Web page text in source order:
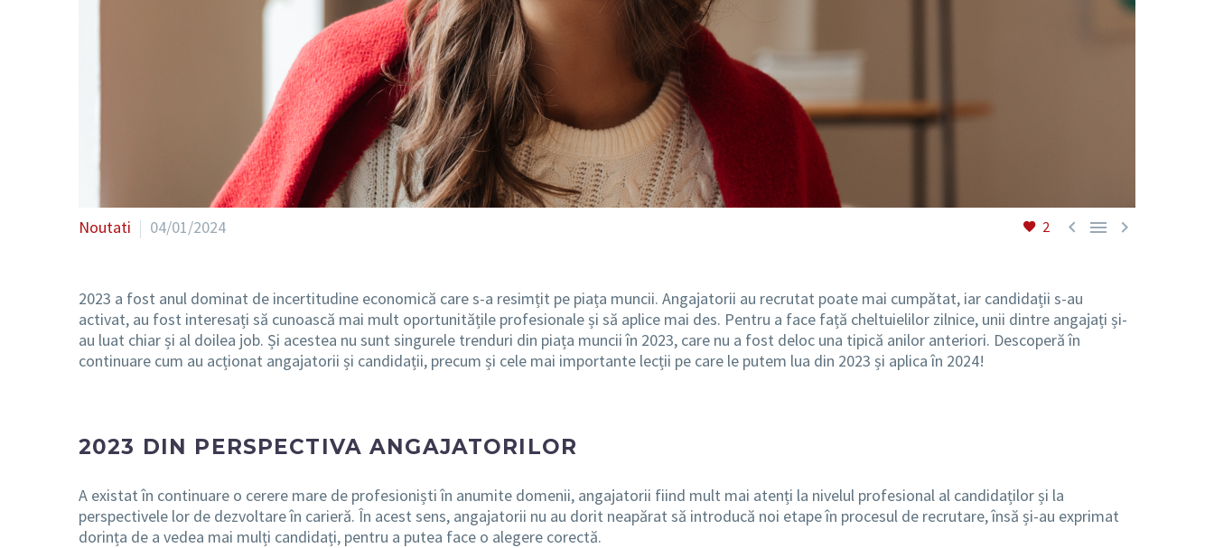
2   
Noutati 04/01/2024
2023 a fost anul dominat de incertitudine economică care s-a resimțit pe piața muncii. Angajatorii au recrutat poate mai cumpătat, iar candidații s-au
activat, au fost interesați să cunoască mai mult oportunitățile profesionale și să aplice mai des. Pentru a face față cheltuielilor zilnice, unii dintre angajați și-
au luat chiar și al doilea job. Și acestea nu sunt singurele trenduri din piața muncii în 2023, care nu a fost deloc una tipică anilor anteriori. Descoperă în
continuare cum au acționat angajatorii și candidații, precum și cele mai importante lecții pe care le putem lua din 2023 și aplica în 2024!
2023 DIN PERSPECTIVA ANGAJATORILOR
A existat în continuare o cerere mare de profesioniști în anumite domenii, angajatorii fiind mult mai atenți la nivelul profesional al candidaților și la
perspectivele lor de dezvoltare în carieră. În acest sens, angajatorii nu au dorit neapărat să introducă noi etape în procesul de recrutare, însă și-au exprimat
dorința de a vedea mai mulți candidați, pentru a putea face o alegere corectă.